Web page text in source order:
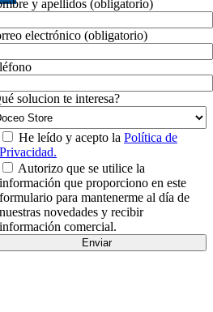
y apellidos (obligatorio)
electrónico (obligatorio)
solucion te interesa?
He leído y acepto la Política de
Privacidad.
Autorizo que se utilice la
información que proporciono en este
formulario para mantenerme al día de
nuestras novedades y recibir
información comercial.